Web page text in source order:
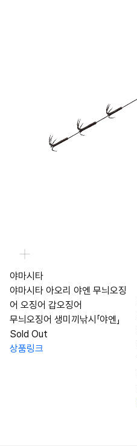
야마시타
야마시타 아오리 야엔 무늬오징
어 오징어 갑오징어
무늬오징어 생미끼낚시「야엔」
Sold Out
상품링크